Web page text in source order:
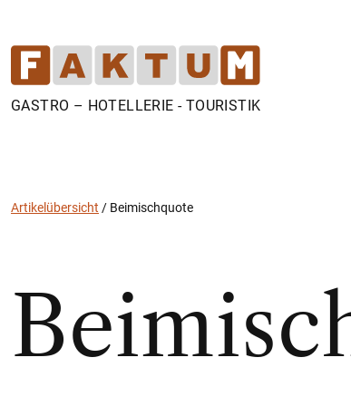
GASTRO – HOTELLERIE - TOURISTIK
Artikelübersicht / Beimischquote